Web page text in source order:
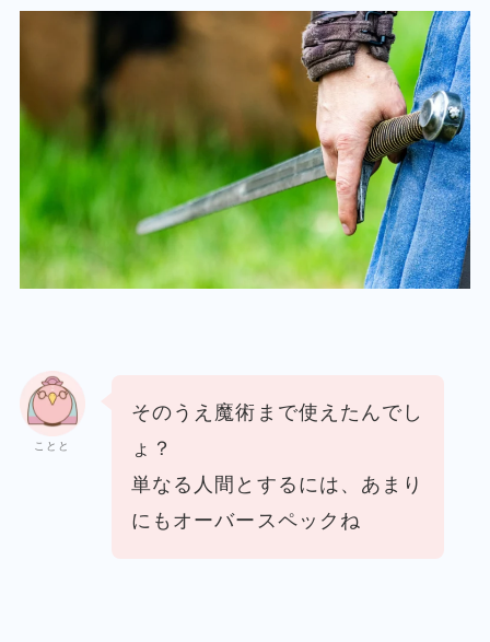
ことと
そのうえ魔術まで使えたんでし
ょ？
単なる人間とするには、あまり
にもオーバースペックね